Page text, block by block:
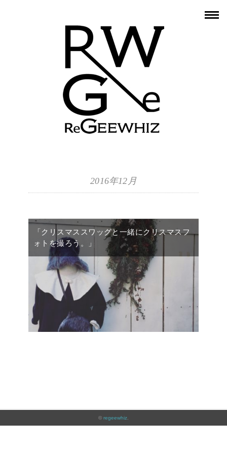
2016年12月
「クリスマススワッグと一緒にクリスマスフ
ォトを撮ろう。」
© regeewhiz